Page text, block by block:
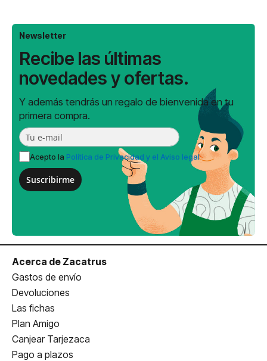
Newsletter
Recibe las últimas
novedades y ofertas.
Y además tendrás un regalo de bienvenida en tu
primera compra.
Acepto la Política de Privacidad y el Aviso legal
Suscribirme
Acerca de Zacatrus
Gastos de envío
Devoluciones
Las fichas
Plan Amigo
Canjear Tarjezaca
Pago a plazos